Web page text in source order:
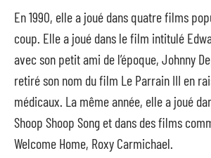
En 1990, elle a joué dans quatre films
coup. Elle a joué dans le film intitulé
avec son petit ami de l’époque, Johnny
retiré son nom du film Le Parrain III en
médicaux. La même année, elle a joué
Shoop Shoop Song et dans des films
Welcome Home, Roxy Carmichael.